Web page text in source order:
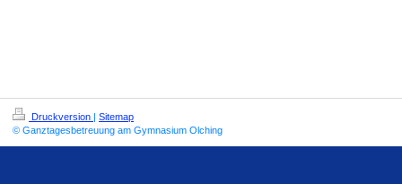
Druckversion | Sitemap
© Ganztagesbetreuung am Gymnasium Olching